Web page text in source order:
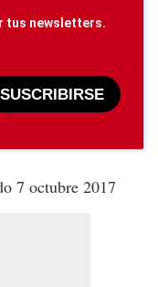
tus newsletters.
SUSCRIBIRSE
7 octubre 2017